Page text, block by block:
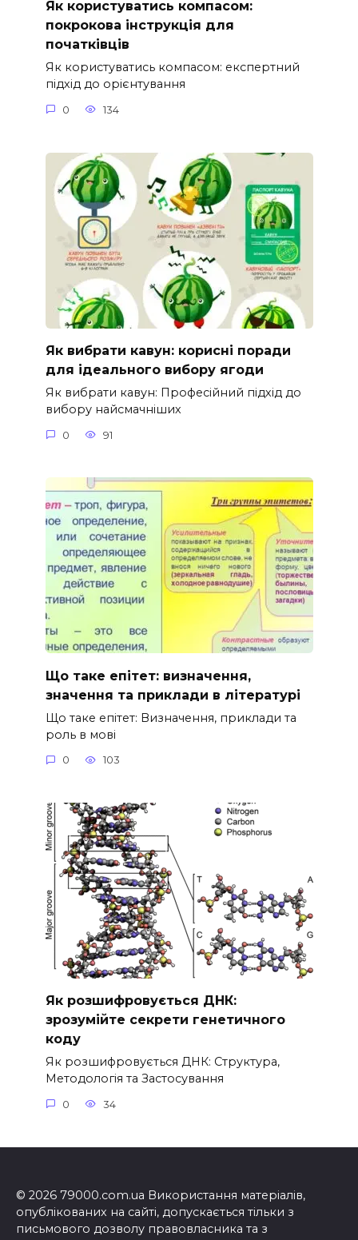
Як користуватись компасом:
покрокова інструкція для
початківців
Як користуватись компасом: експертний
підхід до орієнтування
0 134
Як вибрати кавун: корисні поради
для ідеального вибору ягоди
Як вибрати кавун: Професійний підхід до
вибору найсмачніших
0 91
Що таке епітет: визначення,
значення та приклади в літературі
Що таке епітет: Визначення, приклади та
роль в мові
0 103
Як розшифровується ДНК:
зрозумійте секрети генетичного
коду
Як розшифровується ДНК: Структура,
Методологія та Застосування
0 34
© 2026 79000.com.ua Використання матеріалів,
опублікованих на сайті, допускається тільки з
письмового дозволу правовласника та з